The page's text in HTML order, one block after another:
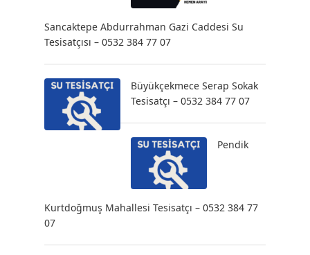
Sancaktepe Abdurrahman Gazi Caddesi Su
Tesisatçısı – 0532 384 77 07
Büyükçekmece Serap Sokak
Tesisatçı – 0532 384 77 07
Pendik
Kurtdoğmuş Mahallesi Tesisatçı – 0532 384 77
07